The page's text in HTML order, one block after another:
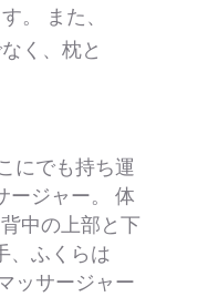
。 また、
く、枕と
にでも持ち運
ージャー。 体
中の上部と下
、ふくらは
ッサージャー